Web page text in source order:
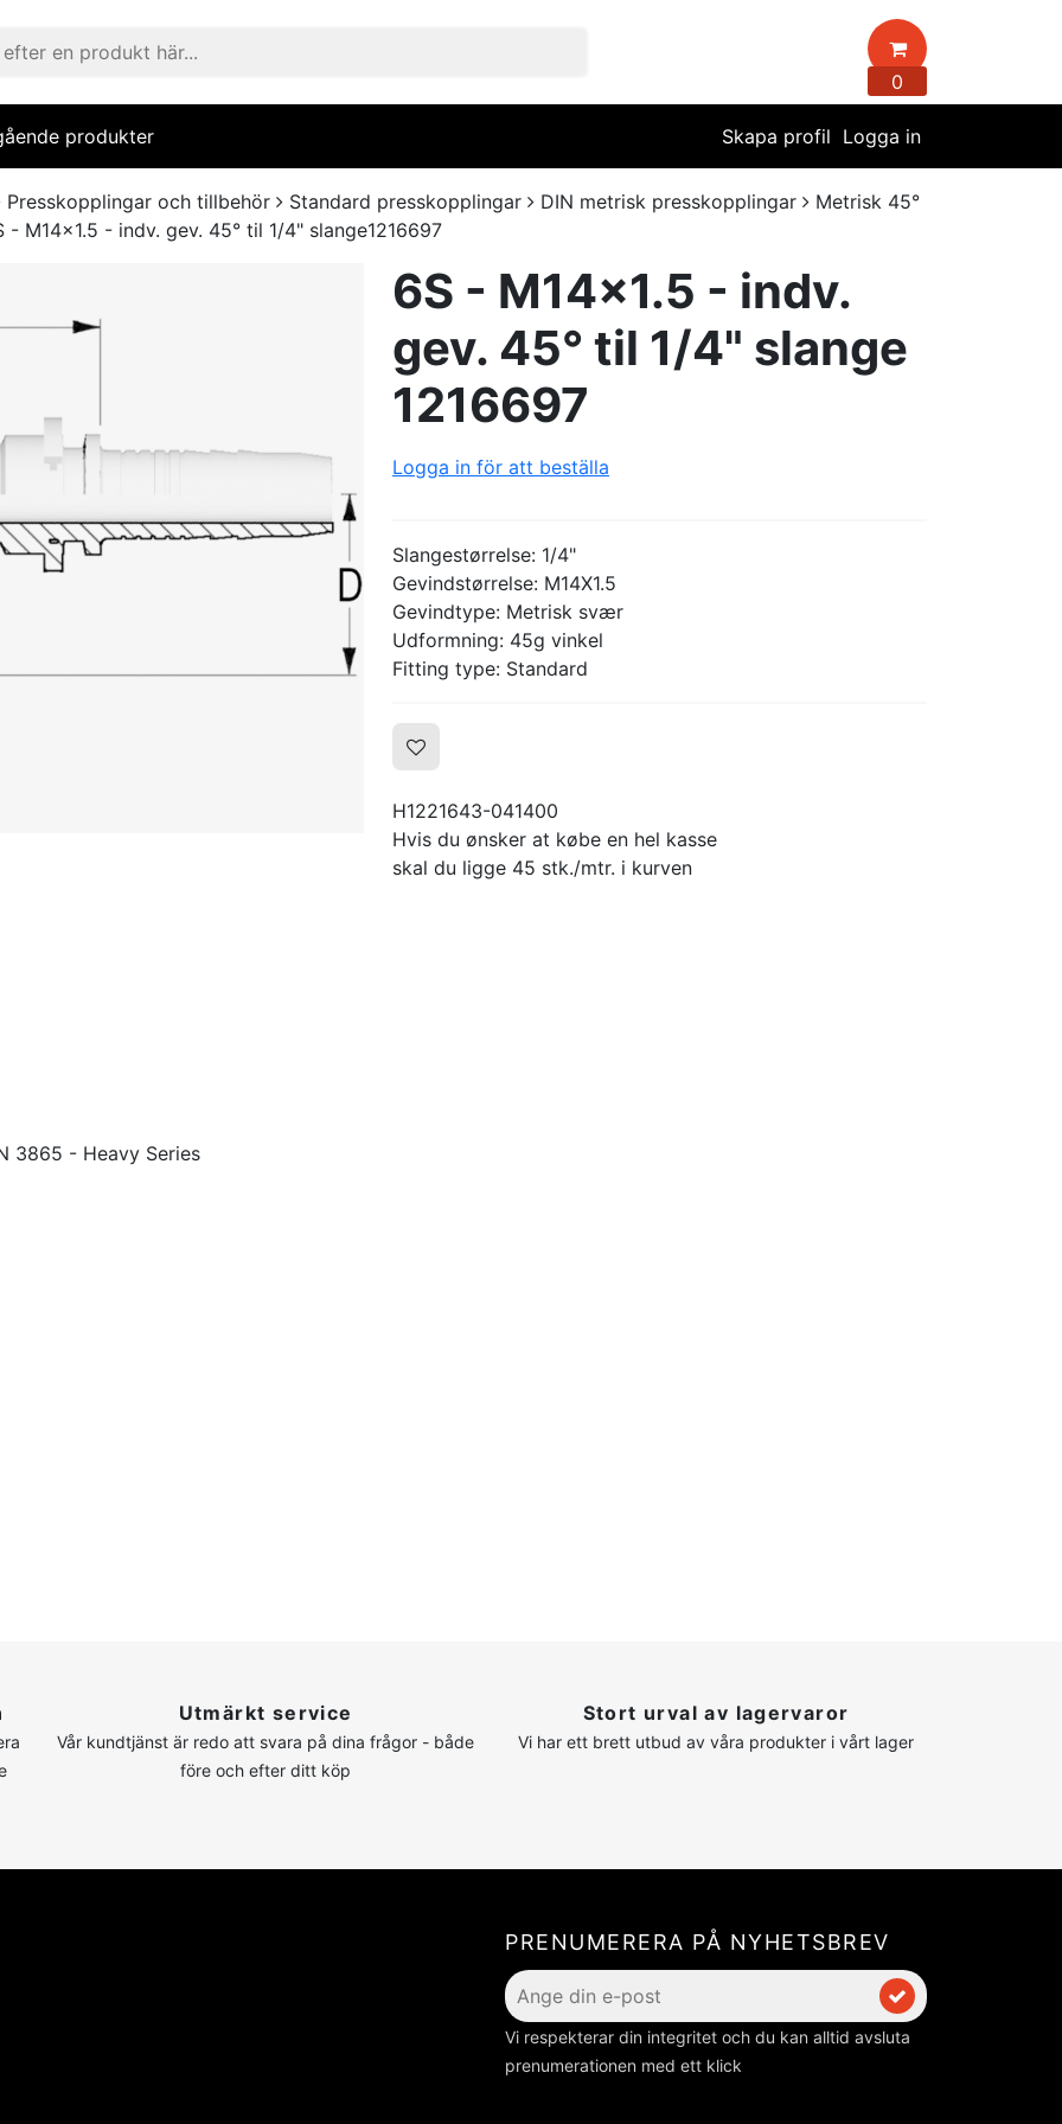
0
produkter Logga in
Skapa profil
Presskopplingar och tillbehör Standard presskopplingar DIN metrisk presskopplingar
Metrisk 45°
- M14x1.5 - indv. gev. 45° til 1/4" slange1216697
6S - M14x1.5 - indv.
gev. 45° til 1/4" slange
1216697
Logga in för att beställa
Slangestørrelse: 1/4"
Gevindstørrelse: M14X1.5
Gevindtype: Metrisk svær
Udformning: 45g vinkel
Fitting type: Standard
H1221643-041400
Hvis du ønsker at købe en hel kasse
skal du ligge 45 stk./mtr. i kurven
3865 - Heavy Series
Utmärkt service
Vår kundtjänst är redo att svara på dina frågor - både
före och efter ditt köp
Stort urval av lagervaror
Vi har ett brett utbud av våra produkter i vårt lager
PRENUMERERA PÅ NYHETSBREV
Vi respekterar din integritet och du kan alltid avsluta
prenumerationen med ett klick